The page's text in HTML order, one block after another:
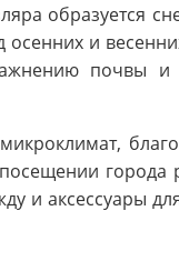
образуется
осенних и
почвы
города
и аксессуары